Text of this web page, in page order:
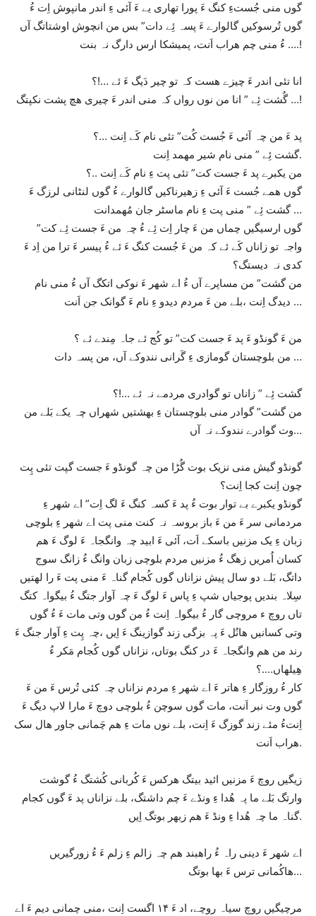
گوں منی جُستءِ کنگ ءَ پورا تھاری یے ءَ آئی ءِ اندر مانپوش اِت ءُ
گوں تُرسوکیں گالوارے ءَ پسہ ئِے دات” بس من انچوش اوشتاتگ آں
ءُ منی چم ھراب اَنت، پمیشکا ارس دارگ نہ بنت ….!
انا تئی اندر ءَ چیزے ھست کہ تو چیر دَیگ ءَ ئے …!؟
گُشت ئِے ” انا من نوں رواں کہ منی اندر ءَ چیری ھچ پشت نکپتگ …!
پد ءَ من چہ آئی ءَ جُست کُت” تئی نام کَے اِنت …؟
گشت ئِے ” منی نام شیر مھمد اِنت.
من یکبرے پد ءَ جست کت” تئی پت ءِ نام کَے اِنت ..؟
گوں ھمے جُست ءَ آئی ءِ زھیرناکیں گالوارے ءُ گوں لنٹانی لرزگ ءَ
گشت ئِے ” منی پت ءِ نام ماسٹر جان مُھمدانت …
گوں ارسیگیں چماں من ءَ چار اِت ئِے ءُ چہ من ءَ جست ئِے کت”
واجہ تو زاناں کَے ئے کہ من ءَ جُست کنگ ءَ ئے ءُ پیسر ءَ ترا من اِد ءَ
کدی نہ دیستگ؟
من گشت” من مساپرے آں ءُ اے شھر ءَ نوکی اتکگ آں ءُ منی نام
دیدگ اِنت ،بلے من ءَ مردم دیدو ءِ نام ءَ گوانک جن اَنت …
من ءَ گونڈو ءَ پد ءَ جست کت” تو کُج ئے جاہ مِندے ئے ؟
من بلوچستان گومازی ءِ گَرانی نندوکے آں، من پسہ دات …
گشت ئِے ” زاناں تو گوادری مردمے نہ ئے …!؟
من گشت” گوادر منی بلوچستان ءِ بھشتیں شھراں چہ یکے بَلے من
وت گوادرے نندوکے نہ آں…
گونڈو گیش منی نزیک بوت گُڑا من چہ گونڈو ءَ جست گپت تئی پِت
چون اِنت کجا اِنت؟
گونڈو یکبرے بے توار بوت ءُ پد ءَ کسہ کنگ ءَ لگ اِت” اے شھر ءِ
مردمانی سر ءَ من ءَ باز بروسہ نہ کنت منی پت اے شھر ءِ بلوچی
زبان ءِ یک مزنیں باسکے اَت، آئی ءَ ابید چہ وانگجاہ ءَ لوگ ءَ ھم
کسان اُمریں زھگ ءُ مزنیں مردم بلوچی زبان وانگ ءُ زانگ سوج
داتگ، بَلے دو سال پیش نزاناں گوں کُجام گناہ ءَ منی پت ءَ را لھتیں
سِلاہ بندیں پوجیاں شپ ءِ پاس ءَ لوگ ءَ چہ آوار جتگ ءُ بیگواہ کتگ
تاں روچ ء مروچی گار ءُ بیگواہ اِنت ءُ من گوں وتی مات ءَ ءُ گوں
وتی کسانیں ھانُل ءَ پہ بزگی زند گوازینگ ءَ اِیں ،چہ پِت ءِ آوار جنگ ءَ
رند من ھم وانگجاہ ءَ در کنگ بوتاں، نزاناں گوں کُجام مَکر ءُ
ھِیلھاں….؟
کار ءُ روزگار ءِ ھاتر ءَ اے شھر ءِ مردم نزاناں چہ کئی تُرس ءَ من ءَ
گوں وت نبر اَنت، مات گوں سوچن ءُ بلوچی دوچ ءَ مارا لاپ دیگ ءَ
اِنتءُ مئے زند گوزگ ءَ اِنت، بلے نوں مات ءِ ھم چَمانی جاور ھال سک
ھراب اَنت.
زیگیں روچ ءَ مزنیں ائید بیتگ ھرکس ءَ کُربانی کُشتگ ءُ گوشت
وارتگ بَلے ما پہ ھُدا ءِ ونڈے ءَ چم داشتگ، بلے نزاناں پد ءَ گوں کجام
گناہ ما چہ ھُدا ءِ ونڈ ءَ ھم زبھر بوتگ اِیں.
اے شھر ءَ دینی راہ ءُ راھبند ھم چہ زالم ءِ زلم ءَ ءُ زورگیریں
ھاکُمانی ترس ءَ بھا بوتگ…
مرچیگیں روچ سیاہ روچے، اد ءَ ۱۴ اگست اِنت ،منی چمانی دیم ءَ اے